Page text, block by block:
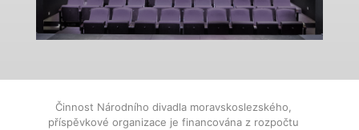
Činnost Národního divadla moravskoslezského,
příspěvkové organizace je financována z rozpočtu